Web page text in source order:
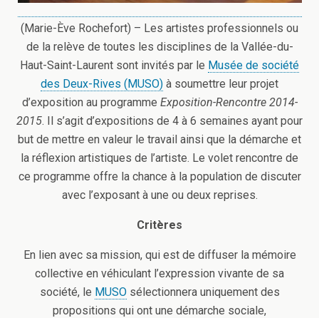
(Marie-Ève Rochefort) – Les artistes professionnels ou
de la relève de toutes les disciplines de la Vallée-du-
Haut-Saint-Laurent sont invités par le Musée de société
des Deux-Rives (MUSO) à soumettre leur projet
d’exposition au programme Exposition-Rencontre 2014-
2015. Il s’agit d’expositions de 4 à 6 semaines ayant pour
but de mettre en valeur le travail ainsi que la démarche et
la réflexion artistiques de l’artiste. Le volet rencontre de
ce programme offre la chance à la population de discuter
avec l’exposant à une ou deux reprises.
Critères
En lien avec sa mission, qui est de diffuser la mémoire
collective en véhiculant l’expression vivante de sa
société, le MUSOsélectionnera uniquement des
propositions qui ont une démarche sociale,